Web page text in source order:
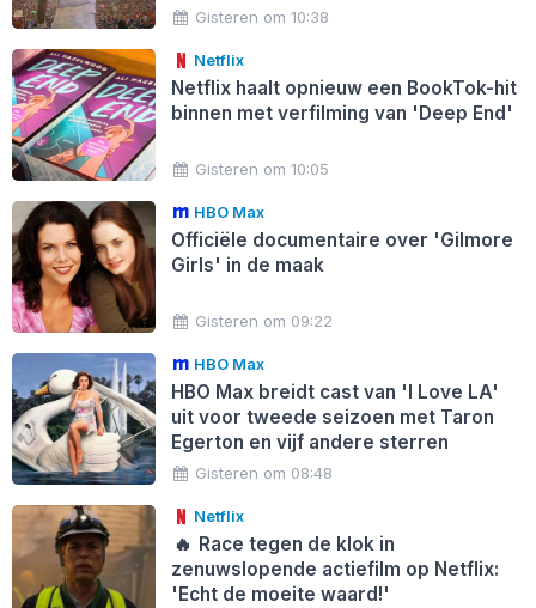
Gisteren om 10:38
Netflix
Netflix haalt opnieuw een BookTok-hit
binnen met verfilming van 'Deep End'
Gisteren om 10:05
HBO Max
Officiële documentaire over 'Gilmore
Girls' in de maak
Gisteren om 09:22
HBO Max
HBO Max breidt cast van 'I Love LA'
uit voor tweede seizoen met Taron
Egerton en vijf andere sterren
Gisteren om 08:48
Netflix
🔥 Race tegen de klok in
zenuwslopende actiefilm op Netflix:
'Echt de moeite waard!'